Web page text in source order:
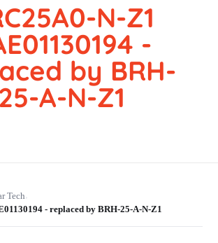
N-Z1
-
by BRH-
25-A-N-Z1
Tech›
- replaced by BRH-25-A-N-Z1